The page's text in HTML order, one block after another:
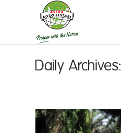
Daily Archives: